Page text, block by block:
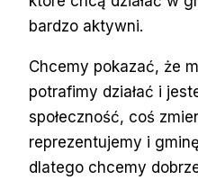
bardzo aktywni.
Chcemy pokazać, że
potrafimy działać i
społeczność, coś
reprezentujemy i
dlatego chcemy